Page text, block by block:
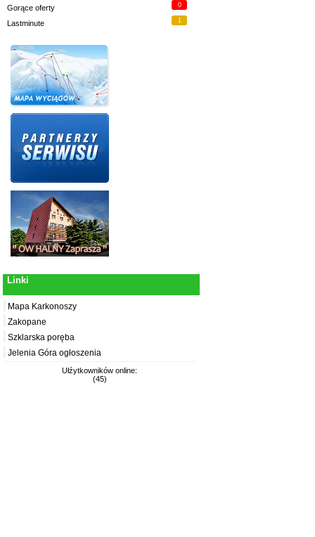
Gorące oferty 0
Lastminute 1
Linki
Mapa Karkonoszy
Zakopane
Szklarska poręba
Jelenia Góra ogłoszenia
Ułźytkowników online:
(45)